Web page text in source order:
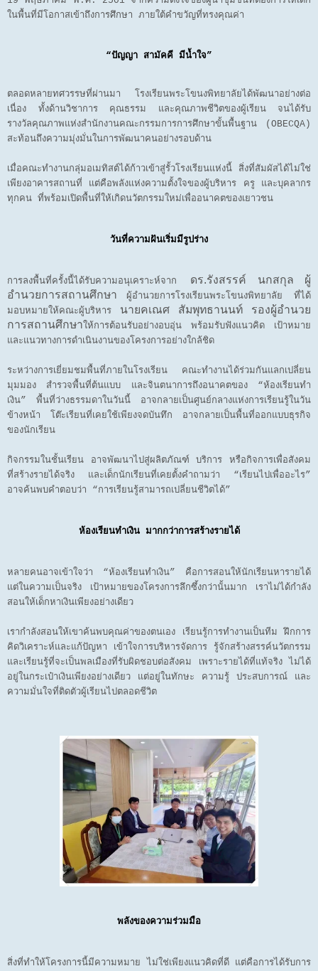
ในพื้นที่มีโอกาสเข้าถึงการศึกษา ภายใต้คำขวัญที่ทรงคุณค่า
“ปัญญา สามัคคี มีน้ำใจ”
ตลอดหลายทศวรรษที่ผ่านมา โรงเรียนพระโขนงพิทยาลัยได้พัฒนาอย่างต่อ
เนื่อง ทั้งด้านวิชาการ คุณธรรม และคุณภาพชีวิตของผู้เรียน จนได้รับ
รางวัลคุณภาพแห่งสำนักงานคณะกรรมการการศึกษาขั้นพื้นฐาน (OBECQA)
สะท้อนถึงความมุ่งมั่นในการพัฒนาคนอย่างรอบด้าน
เมื่อคณะทำงานกลุ่มอเมทิสต์ได้ก้าวเข้าสู่รั้วโรงเรียนแห่งนี้ สิ่งที่สัมผัสได้ไม่ใช่
เพียงอาคารสถานที่ แต่คือพลังแห่งความตั้งใจของผู้บริหาร ครู และบุคลากร
ทุกคน ที่พร้อมเปิดพื้นที่ให้เกิดนวัตกรรมใหม่เพื่ออนาคตของเยาวชน
วันที่ความฝันเริ่มมีรูปร่าง
การลงพื้นที่ครั้งนี้ได้รับความอนุเคราะห์จาก ดร.รังสรรค์ นกสกุล ผู้
อำนวยการสถานศึกษา ผู้อำนวยการโรงเรียนพระโขนงพิทยาลัย ที่ได้
มอบหมายให้คณะผู้บริหาร นายคเณศ สัมพุทธานนท์ รองผู้อำนวย
การสถานศึกษาให้การต้อนรับอย่างอบอุ่น พร้อมรับฟังแนวคิด เป้าหมาย
และแนวทางการดำเนินงานของโครงการอย่างใกล้ชิด
ระหว่างการเยี่ยมชมพื้นที่ภายในโรงเรียน คณะทำงานได้ร่วมกันแลกเปลี่ยน
มุมมอง สำรวจพื้นที่ต้นแบบ และจินตนาการถึงอนาคตของ “ห้องเรียนทำ
เงิน” พื้นที่ว่างธรรมดาในวันนี้ อาจกลายเป็นศูนย์กลางแห่งการเรียนรู้ในวัน
ข้างหน้า โต๊ะเรียนที่เคยใช้เพียงจดบันทึก อาจกลายเป็นพื้นที่ออกแบบธุรกิจ
ของนักเรียน
กิจกรรมในชั้นเรียน อาจพัฒนาไปสู่ผลิตภัณฑ์ บริการ หรือกิจการเพื่อสังคม
ที่สร้างรายได้จริง และเด็กนักเรียนที่เคยตั้งคำถามว่า “เรียนไปเพื่ออะไร”
อาจค้นพบคำตอบว่า “การเรียนรู้สามารถเปลี่ยนชีวิตได้”
ห้องเรียนทำเงิน มากกว่าการสร้างรายได้
หลายคนอาจเข้าใจว่า “ห้องเรียนทำเงิน” คือการสอนให้นักเรียนหารายได้
แต่ในความเป็นจริง เป้าหมายของโครงการลึกซึ้งกว่านั้นมาก เราไม่ได้กำลัง
สอนให้เด็กหาเงินเพียงอย่างเดียว
เรากำลังสอนให้เขาค้นพบคุณค่าของตนเอง เรียนรู้การทำงานเป็นทีม ฝึกการ
คิดวิเคราะห์และแก้ปัญหา เข้าใจการบริหารจัดการ รู้จักสร้างสรรค์นวัตกรรม
และเรียนรู้ที่จะเป็นพลเมืองที่รับผิดชอบต่อสังคม เพราะรายได้ที่แท้จริง ไม่ได้
อยู่ในกระเป๋าเงินเพียงอย่างเดียว แต่อยู่ในทักษะ ความรู้ ประสบการณ์ และ
ความมั่นใจที่ติดตัวผู้เรียนไปตลอดชีวิต
พลังของความร่วมมือ
สิ่งที่ทำให้โครงการนี้มีความหมาย ไม่ใช่เพียงแนวคิดที่ดี แต่คือการได้รับการ